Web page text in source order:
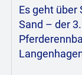
Es geht über
Sand – der